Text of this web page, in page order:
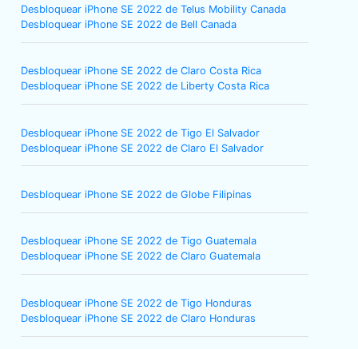
Desbloquear iPhone SE 2022 de Telus Mobility Canada
Desbloquear iPhone SE 2022 de Bell Canada
Desbloquear iPhone SE 2022 de Claro Costa Rica
Desbloquear iPhone SE 2022 de Liberty Costa Rica
Desbloquear iPhone SE 2022 de Tigo El Salvador
Desbloquear iPhone SE 2022 de Claro El Salvador
Desbloquear iPhone SE 2022 de Globe Filipinas
Desbloquear iPhone SE 2022 de Tigo Guatemala
Desbloquear iPhone SE 2022 de Claro Guatemala
Desbloquear iPhone SE 2022 de Tigo Honduras
Desbloquear iPhone SE 2022 de Claro Honduras